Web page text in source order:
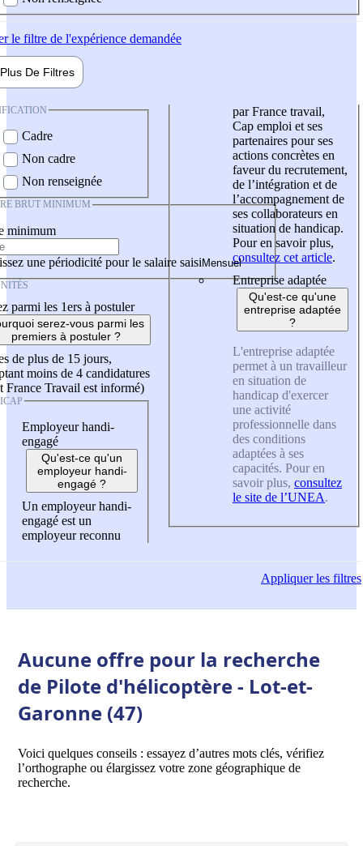
le filtre de l'expérience demandée
Plus De Filtres
Cadre
Non cadre
Non renseignée
BRUT MINIMUM
minimum
une périodicité pour le salaire saisi
parmi les 1ers à postuler
serez-vous parmi les
premiers à postuler ?
de plus de 15 jours,
moins de 4 candidatures
France Travail est informé)
Employeur handi-
engagé
Qu'est-ce qu'un
employeur handi-
engagé ?
Un employeur handi-
engagé est un
employeur reconnu
par France travail,
Cap emploi et ses
partenaires pour ses
actions concrètes en
faveur du recrutement,
de l’intégration et de
l’accompagnement de
ses collaborateurs en
situation de handicap.
Pour en savoir plus,
consultez cet article.
Entreprise adaptée
Qu'est-ce qu'une
entreprise adaptée
?
L'entreprise adaptée
permet à un travailleur
en situation de
handicap d'exercer
une activité
professionnelle dans
des conditions
adaptées à ses
capacités. Pour en
savoir plus, consultez
le site de l’UNEA.
Appliquerles filtres
Aucune offre pour la recherche
de Pilote d'hélicoptère - Lot-et-
Garonne (47)
Voici quelques conseils : essayez d’autres mots clés, vérifiez
l’orthographe ou élargissez votre zone géographique de
recherche.